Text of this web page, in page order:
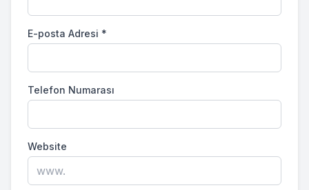
E-posta Adresi *
Telefon Numarası
Website